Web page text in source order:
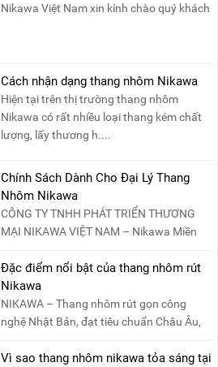
Nikawa Việt Nam xin kính chào quý khách
Cách nhận dạng thang nhôm Nikawa
Hiện tại trên thị trường thang nhôm
Nikawa có rất nhiều loại thang kém chất
lượng, lấy thương h....
Chính Sách Dành Cho Đại Lý Thang
Nhôm Nikawa
CÔNG TY TNHH PHÁT TRIỂN THƯƠNG
MẠI NIKAWA VIỆT NAM – Nikawa Miền
Bắc: Số 19, Đường Trung ....
Đặc điểm nổi bật của thang nhôm rút
Nikawa
NIKAWA – Thang nhôm rút gọn công
nghệ Nhật Bản, đạt tiêu chuẩn Châu Âu,
đảm bảo sự an toàn tuy....
Vì sao thang nhôm nikawa tỏa sáng tại